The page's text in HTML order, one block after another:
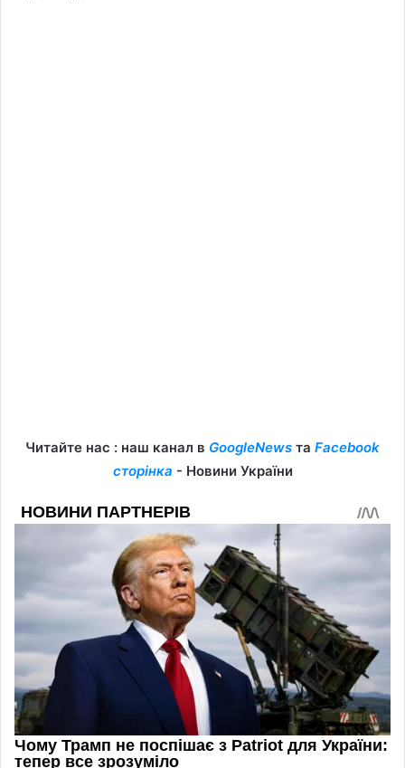
Читайте нас : наш канал в GoogleNews та Facebook
сторінка - Новини України